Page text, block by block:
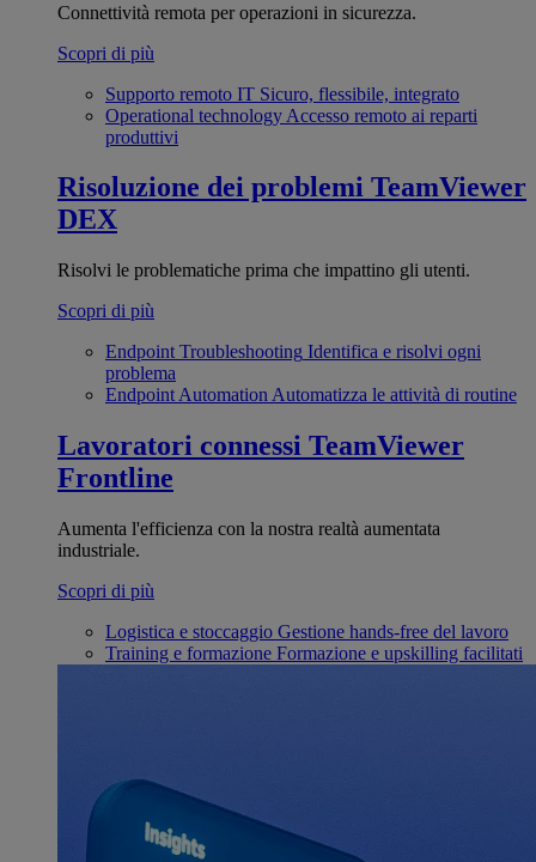
Connettività remota per operazioni in sicurezza.
Scopri di più
Supporto remoto IT Sicuro, flessibile, integrato
Operational technology Accesso remoto ai reparti
produttivi
Risoluzione dei problemi TeamViewer
DEX
Risolvi le problematiche prima che impattino gli utenti.
Scopri di più
Endpoint Troubleshooting Identifica e risolvi ogni
problema
Endpoint Automation Automatizza le attività di routine
Lavoratori connessi TeamViewer
Frontline
Aumenta l'efficienza con la nostra realtà aumentata
industriale.
Scopri di più
Logistica e stoccaggio Gestione hands-free del lavoro
Training e formazione Formazione e upskilling facilitati